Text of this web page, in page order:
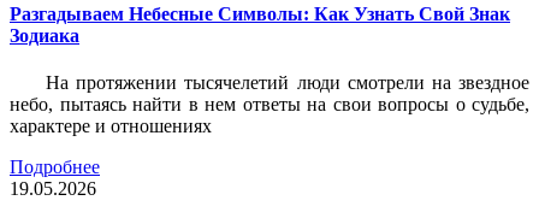
Разгадываем Небесные Символы: Как Узнать Свой Знак
Зодиака
На протяжении тысячелетий люди смотрели на звездное
небо, пытаясь найти в нем ответы на свои вопросы о судьбе,
характере и отношениях
Подробнее
19.05.2026